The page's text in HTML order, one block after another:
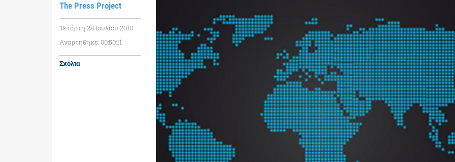
The Press Project
Τετάρτη 28 Ιουλίου 2010
Αναρτήθηκε: 00:50:11
Σχόλια